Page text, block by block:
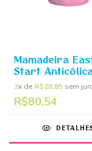
Mamadeira
Start Anticólica
160ml - MAM
3x de R$26,85 sem
R$80,54